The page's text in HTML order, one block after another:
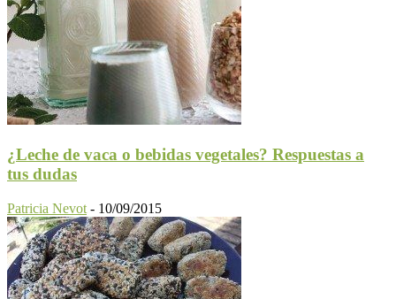
¿Leche de vaca o bebidas vegetales? Respuestas a
tus dudas
Patricia Nevot - 10/09/2015